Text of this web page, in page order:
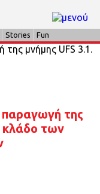
Stories Fun
παραγωγή της
κλάδο των